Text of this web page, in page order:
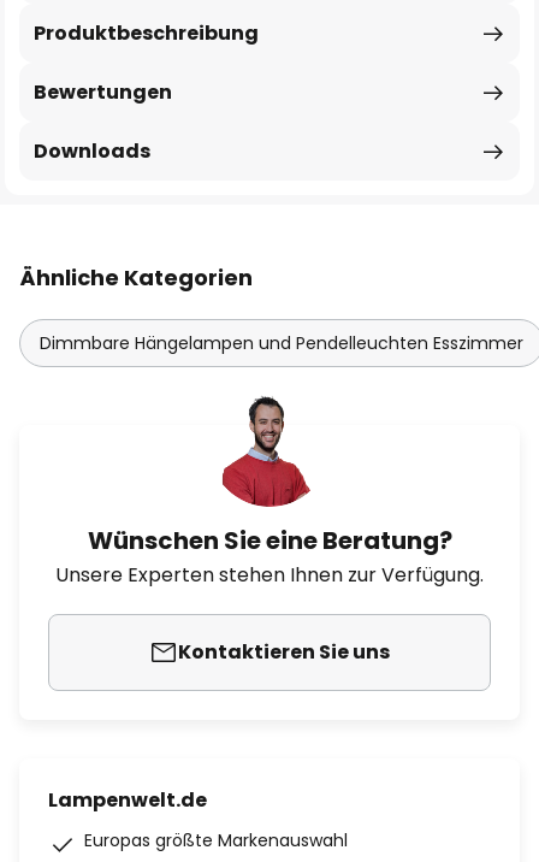
Produktbeschreibung
Bewertungen
Downloads
Ähnliche Kategorien
Dimmbare Hängelampen und Pendelleuchten Esszimmer
Wünschen Sie eine Beratung?
Unsere Experten stehen Ihnen zur Verfügung.
Kontaktieren Sie uns
Lampenwelt.de
Europas größte Markenauswahl